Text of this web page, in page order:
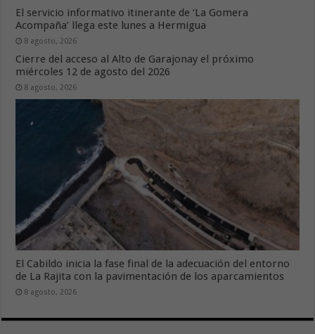
El servicio informativo itinerante de ‘La Gomera
Acompaña’ llega este lunes a Hermigua
8 agosto, 2026
Cierre del acceso al Alto de Garajonay el próximo
miércoles 12 de agosto del 2026
8 agosto, 2026
El Cabildo inicia la fase final de la adecuación del entorno
de La Rajita con la pavimentación de los aparcamientos
8 agosto, 2026